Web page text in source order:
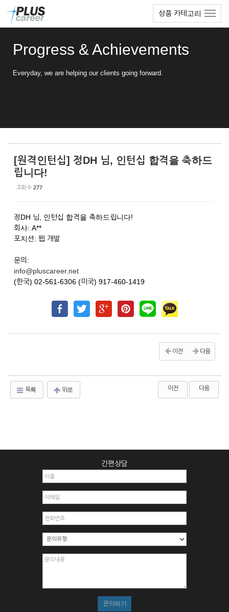
상품 카테고리
Progress & Achievements
Everyday, we are helping our clients going forward.
[원격인턴십] 정DH 님, 인턴십 합격을 축하드
립니다!
조회 수 277
정DH 님, 인턴십 합격을 축하드립니다!
회사: A**
포지션: 웹 개발
문의:
info@pluscareer.net
(한국) 02-561-6306 (미국) 917-460-1419
이전 다음
목록 위로 이전 다음
간편상담